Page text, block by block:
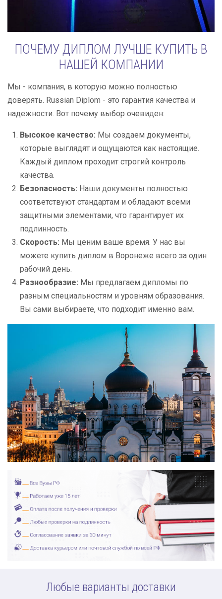
ПОЧЕМУ ДИПЛОМ ЛУЧШЕ КУПИТЬ В
НАШЕЙ КОМПАНИИ
Мы - компания, в которую можно полностью
доверять. Russian Diplom - это гарантия качества и
надежности. Вот почему выбор очевиден:
Высокое качество: Мы создаем документы,
которые выглядят и ощущаются как настоящие.
Каждый диплом проходит строгий контроль
качества.
Безопасность: Наши документы полностью
соответствуют стандартам и обладают всеми
защитными элементами, что гарантирует их
подлинность.
Скорость: Мы ценим ваше время. У нас вы
можете купить диплом в Воронеже всего за один
рабочий день.
Разнообразие: Мы предлагаем дипломы по
разным специальностям и уровням образования.
Вы сами выбираете, что подходит именно вам.
Любые варианты доставки